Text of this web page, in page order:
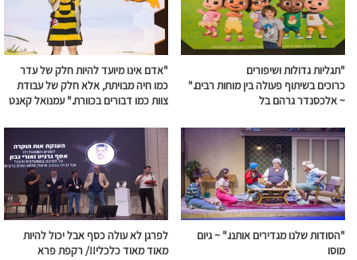
"תגליות גדולות ושיפורים
כרוכיםבשיתוףפעולהבין מוחות רבים."
~ אלכסנדר גרהם בל
"אדם אינו מיועד להיות חלק של עדר
כמו חיה מבויתת, אלא חלק של עבודת
צוות כמו דבורים בכוורת." עמנואל קאנט
"הסודות שלנו מגדירים אותנו." ~גיום
מוסו
לפרגן לא עולה כסף אבל יכול להיות
מאוד מאוד כלכלי!!/ רקפת פרא